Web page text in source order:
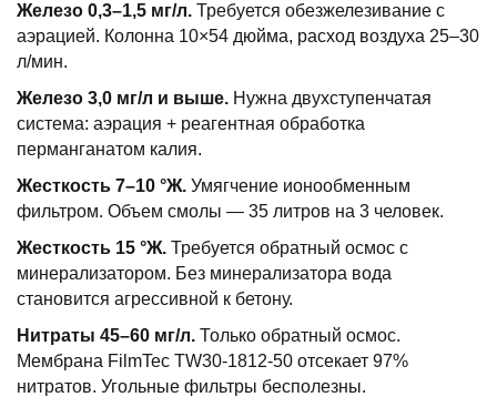
Железо 0,3–1,5 мг/л. Требуется обезжелезивание с
аэрацией. Колонна 10×54 дюйма, расход воздуха 25–30
л/мин.
Железо 3,0 мг/л и выше. Нужна двухступенчатая
система: аэрация + реагентная обработка
перманганатом калия.
Жесткость 7–10 °Ж. Умягчение ионообменным
фильтром. Объем смолы — 35 литров на 3 человек.
Жесткость 15 °Ж. Требуется обратный осмос с
минерализатором. Без минерализатора вода
становится агрессивной к бетону.
Нитраты 45–60 мг/л. Только обратный осмос.
Мембрана FilmTec TW30-1812-50 отсекает 97%
нитратов. Угольные фильтры бесполезны.